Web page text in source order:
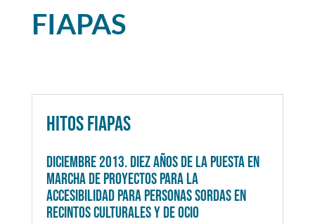
FIAPAS
Hitos FIAPAS
DICIEMBRE 2013. DIEZ AÑOS DE LA PUESTA EN
MARCHA DE PROYECTOS PARA LA
ACCESIBILIDAD PARA PERSONAS SORDAS EN
RECINTOS CULTURALES Y DE OCIO